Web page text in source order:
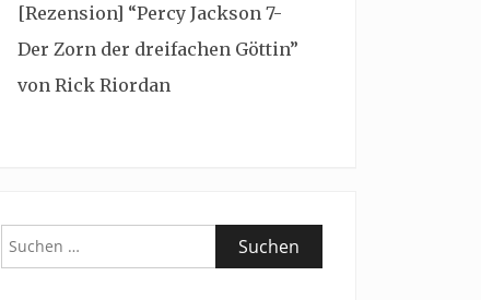
[Rezension] “Percy Jackson 7-
Der Zorn der dreifachen Göttin”
von Rick Riordan
Suchen
nach: